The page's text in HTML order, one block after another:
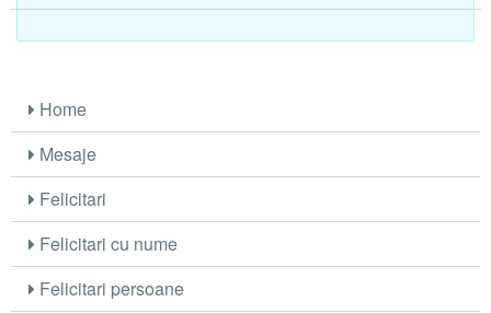
Home
Mesaje
Felicitari
Felicitari cu nume
Felicitari persoane